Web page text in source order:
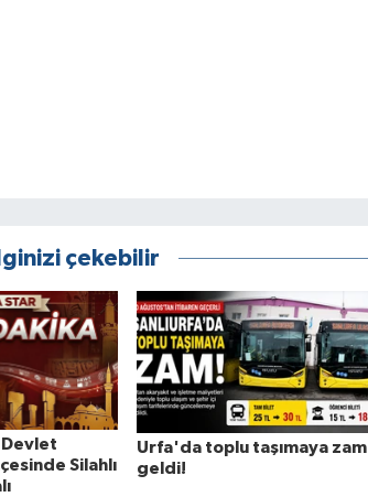
çekebilir
Silahlı
Urfa'da toplu taşımaya zam
geldi!